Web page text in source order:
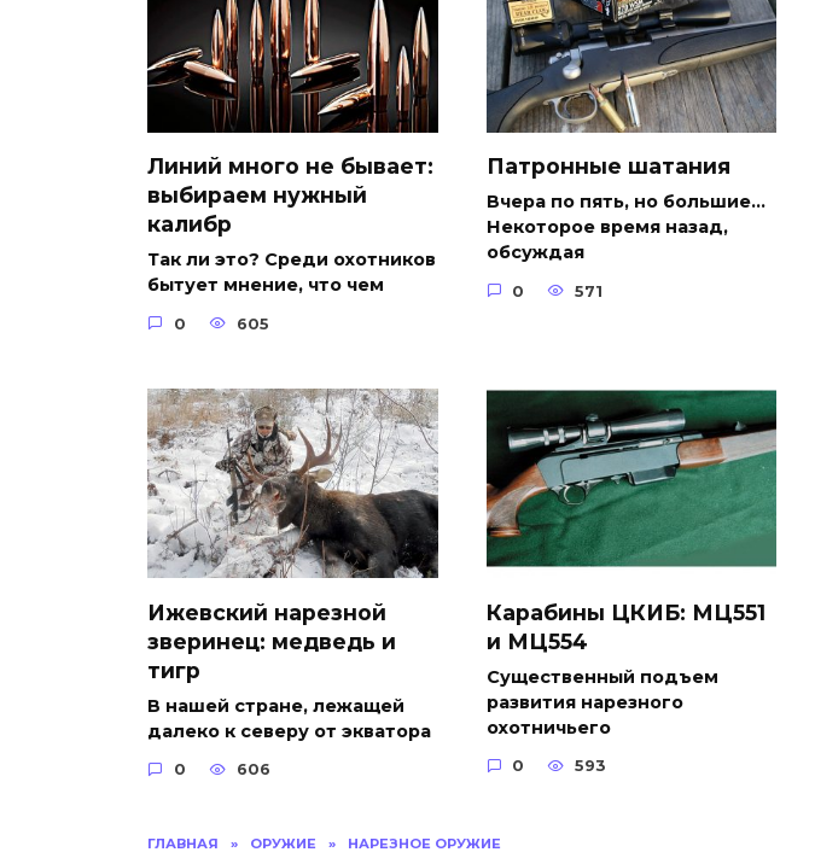
ГЛАВНАЯ » ОРУЖИЕ » НАРЕЗНОЕ ОРУЖИЕ
Линий много не бывает:
выбираем нужный
калибр
Так ли это? Среди охотников
бытует мнение, что чем
0 605
Патронные шатания
Вчера по пять, но большие…
Некоторое время назад,
обсуждая
0 571
Ижевский нарезной
зверинец: медведь и
тигр
В нашей стране, лежащей
далеко к северу от экватора
0 606
Карабины ЦКИБ: МЦ551
и МЦ554
Существенный подъем
развития нарезного
охотничьего
0 593